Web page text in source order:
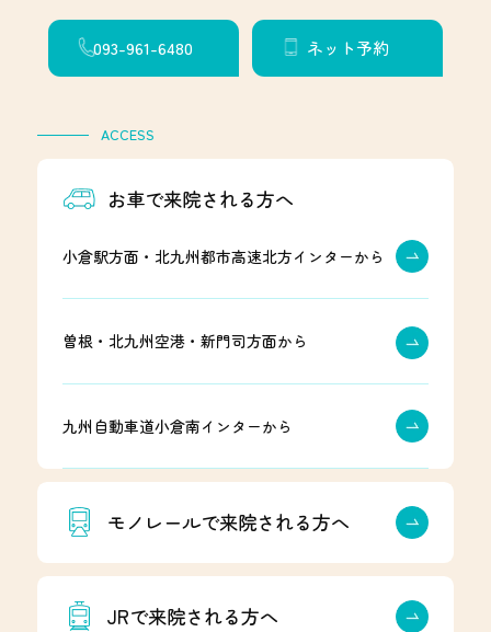
093-961-6480 ネット予約
ACCESS
お車で来院される方へ
小倉駅方面・北九州都市高速北方インターから
曽根・北九州空港・新門司方面から
九州自動車道小倉南インターから
モノレールで来院される方へ
JRで来院される方へ